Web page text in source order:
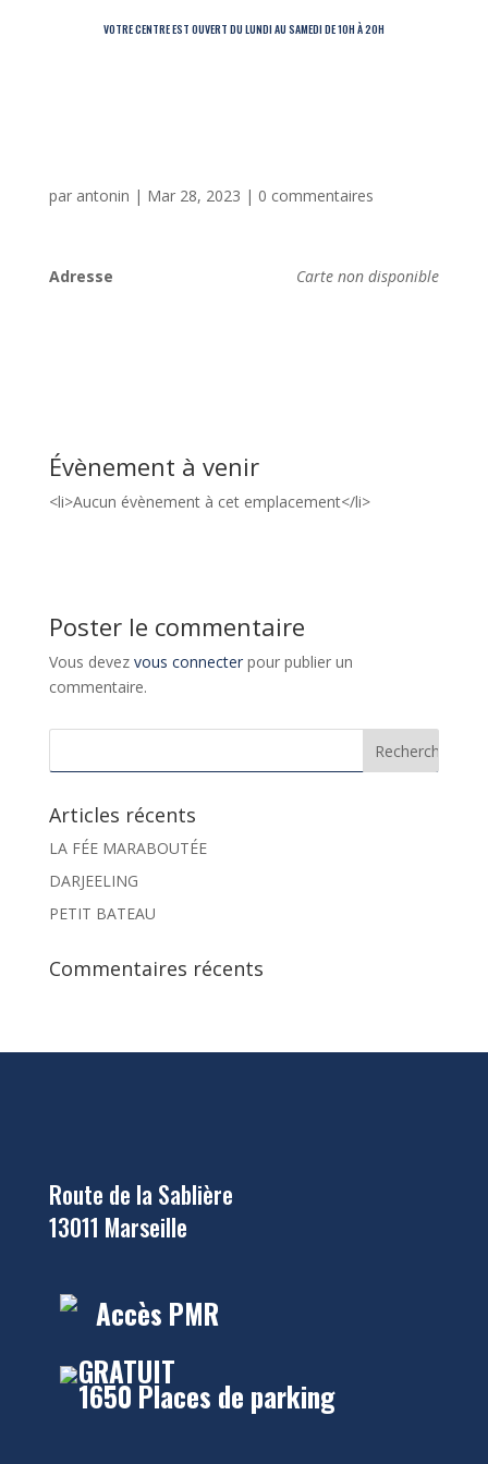
VOTRE CENTRE EST OUVERT DU LUNDI AU SAMEDI DE 10H À 20H
par antonin | Mar 28, 2023 | 0 commentaires
Carte non disponible
Adresse
Évènement à venir
<li>Aucun évènement à cet emplacement</li>
Poster le commentaire
Vous devez vous connecterpour publier un
commentaire.
Articles récents
LA FÉE MARABOUTÉE
DARJEELING
PETIT BATEAU
Commentaires récents
Route de la Sablière
13011 Marseille
Accès PMR
GRATUIT
1650 Places de parking